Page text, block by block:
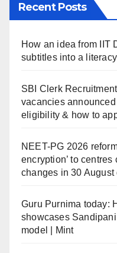
Recent Posts
How an idea from IIT
subtitles into a
SBI Clerk
vacancies
eligibility & how to
NEET-PG 2026
encryption’ to
changes in 30 August
Guru Purnima today:
showcases
model | Mint